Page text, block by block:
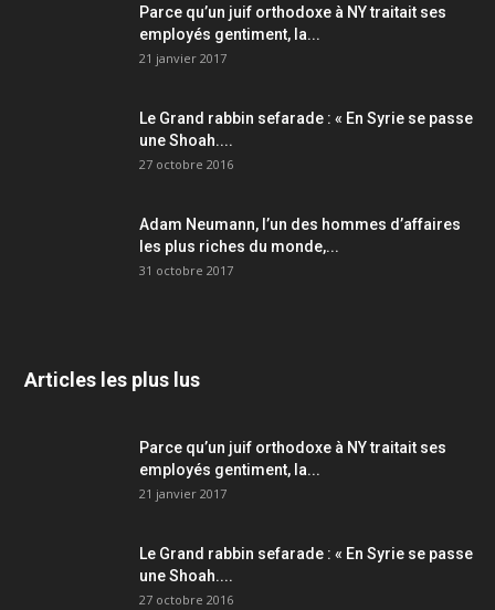
Parce qu’un juif orthodoxe à NY traitait ses
employés gentiment, la...
21 janvier 2017
Le Grand rabbin sefarade : « En Syrie se passe
une Shoah....
27 octobre 2016
Adam Neumann, l’un des hommes d’affaires
les plus riches du monde,...
31 octobre 2017
Articles les plus lus
Parce qu’un juif orthodoxe à NY traitait ses
employés gentiment, la...
21 janvier 2017
Le Grand rabbin sefarade : « En Syrie se passe
une Shoah....
27 octobre 2016